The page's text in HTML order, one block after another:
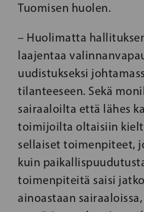
Tuomisen huolen.
– Huolimatta
laajentaa
uudistukseksi
tilanteeseen. Sekä
sairaaloilta että lähes
toimijoilta oltaisiin
sellaiset toimenpiteet,
kuin
toimenpiteitä saisi
ainoastaan